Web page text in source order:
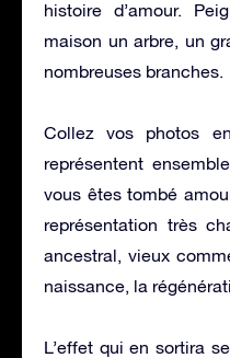
histoire d’amour.
maison un arbre, un
nombreuses branches.
Collez vos photos
représentent
vous êtes tombé
représentation très
ancestral, vieux
naissance, la
L’effet qui en sortira